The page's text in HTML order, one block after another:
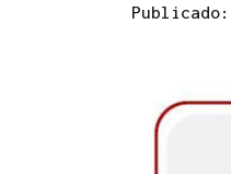
Publicado: